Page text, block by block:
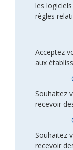
les
règles
Acceptez
aux
Souhaitez
recevoir
Souhaitez
recevoir